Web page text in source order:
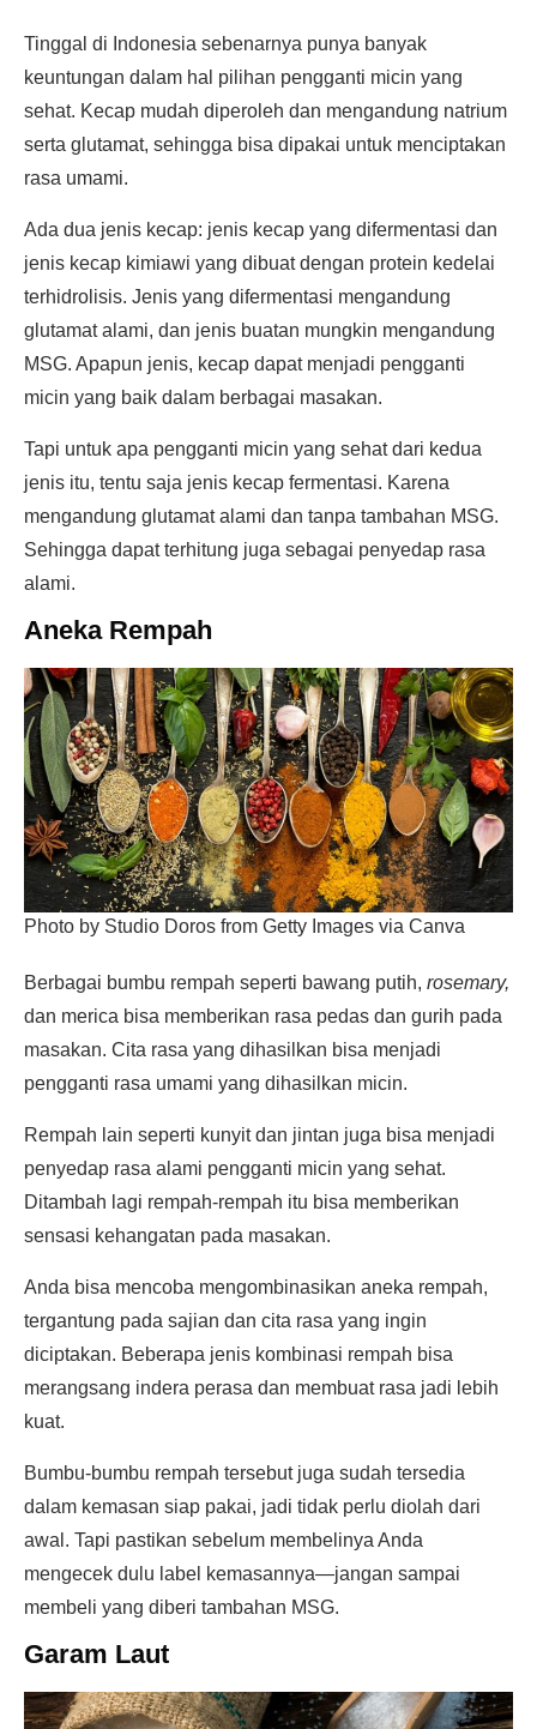
Tinggal di Indonesia sebenarnya punya banyak
keuntungan dalam hal pilihan pengganti micin yang
sehat. Kecap mudah diperoleh dan mengandung natrium
serta glutamat, sehingga bisa dipakai untuk menciptakan
rasa umami.
Ada dua jenis kecap: jenis kecap yang difermentasi dan
jenis kecap kimiawi yang dibuat dengan protein kedelai
terhidrolisis. Jenis yang difermentasi mengandung
glutamat alami, dan jenis buatan mungkin mengandung
MSG. Apapun jenis, kecap dapat menjadi pengganti
micin yang baik dalam berbagai masakan.
Tapi untuk apa pengganti micin yang sehat dari kedua
jenis itu, tentu saja jenis kecap fermentasi. Karena
mengandung glutamat alami dan tanpa tambahan MSG.
Sehingga dapat terhitung juga sebagai penyedap rasa
alami.
Aneka Rempah
Photo by Studio Doros from Getty Images via Canva
Berbagai bumbu rempah seperti bawang putih, rosemary,
dan merica bisa memberikan rasa pedas dan gurih pada
masakan. Cita rasa yang dihasilkan bisa menjadi
pengganti rasa umami yang dihasilkan micin.
Rempah lain seperti kunyit dan jintan juga bisa menjadi
penyedap rasa alami pengganti micin yang sehat.
Ditambah lagi rempah-rempah itu bisa memberikan
sensasi kehangatan pada masakan.
Anda bisa mencoba mengombinasikan aneka rempah,
tergantung pada sajian dan cita rasa yang ingin
diciptakan. Beberapa jenis kombinasi rempah bisa
merangsang indera perasa dan membuat rasa jadi lebih
kuat.
Bumbu-bumbu rempah tersebut juga sudah tersedia
dalam kemasan siap pakai, jadi tidak perlu diolah dari
awal. Tapi pastikan sebelum membelinya Anda
mengecek dulu label kemasannya—jangan sampai
membeli yang diberi tambahan MSG.
Garam Laut